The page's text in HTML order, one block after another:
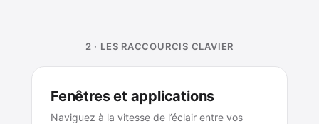
2 · LES RACCOURCIS CLAVIER
Fenêtres et applications
Naviguez à la vitesse de l’éclair entre vos